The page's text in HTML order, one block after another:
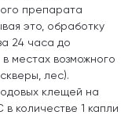
препарата
это, обработку
24 часа до
местах возможного
лес).
клещей на
количестве 1 капли